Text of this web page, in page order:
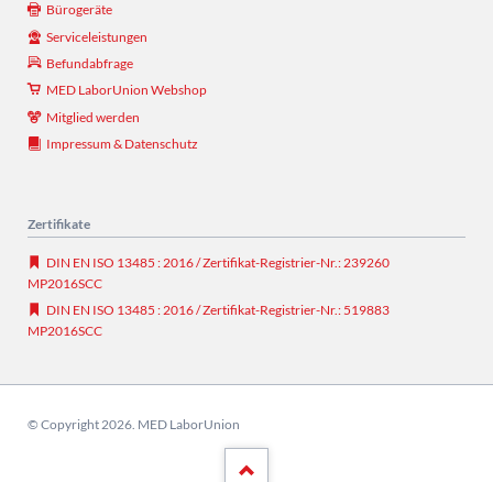
Bürogeräte
Serviceleistungen
Befundabfrage
MED LaborUnion Webshop
Mitglied werden
Impressum & Datenschutz
Zertifikate
DIN EN ISO 13485 : 2016 / Zertifikat-Registrier-Nr.: 239260
MP2016SCC
DIN EN ISO 13485 : 2016 / Zertifikat-Registrier-Nr.: 519883
MP2016SCC
© Copyright 2026. MED LaborUnion